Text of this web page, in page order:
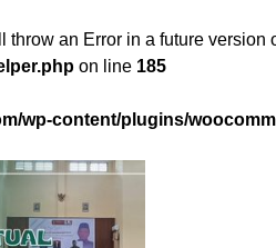
an Error in a future version
on line 185
wp-content/plugins/